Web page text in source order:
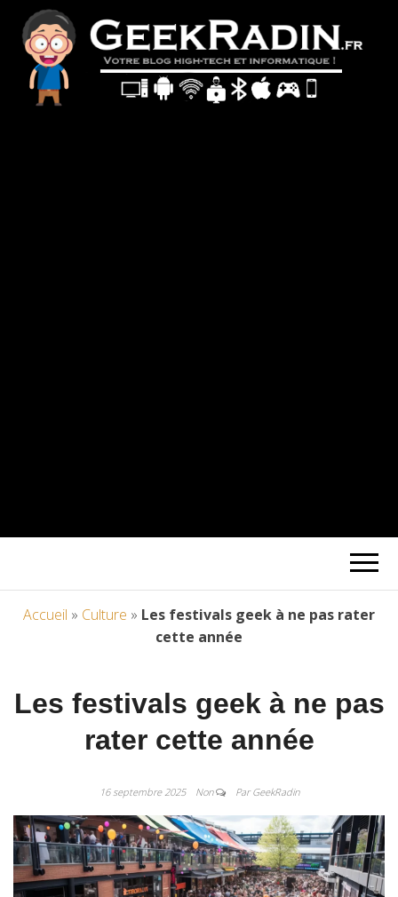
Accueil » Culture » Les festivals geek à ne pas rater
cette année
Les festivals geek à ne pas
rater cette année
16 septembre 2025 Non Par GeekRadin